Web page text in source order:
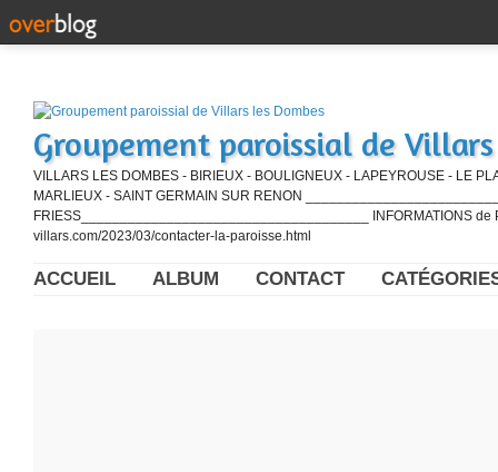
Groupement paroissial de
VILLARS LES DOMBES - BIRIEUX - BOULIGNEUX - LAPEYROUSE - LE
MARLIEUX - SAINT GERMAIN SUR RENON
FRIESS_____________________________________ INFORMATIONS de
villars.com/2023/03/contacter-la-paroisse.html
ACCUEIL ALBUM CONTACT